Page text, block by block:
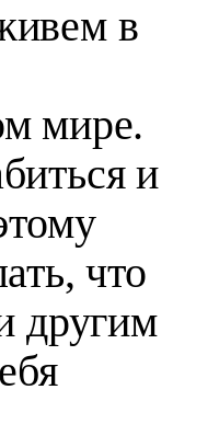
в
мире.
и
что
другим